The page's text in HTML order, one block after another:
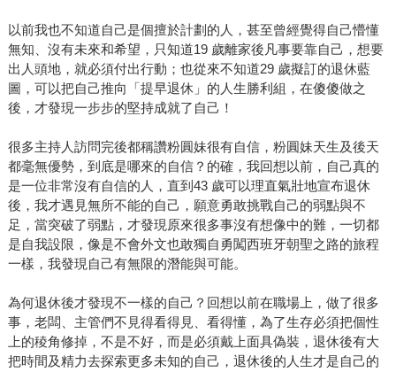
以前我也不知道自己是個擅於計劃的人，甚至曾經覺得自己懵懂
無知、沒有未來和希望，只知道19 歲離家後凡事要靠自己，想要
出人頭地，就必須付出行動；也從來不知道29 歲擬訂的退休藍
圖，可以把自己推向「提早退休」的人生勝利組，在傻傻做之
後，才發現一步步的堅持成就了自己！
很多主持人訪問完後都稱讚粉圓妹很有自信，粉圓妹天生及後天
都毫無優勢，到底是哪來的自信？的確，我回想以前，自己真的
是一位非常沒有自信的人，直到43 歲可以理直氣壯地宣布退休
後，我才遇見無所不能的自己，願意勇敢挑戰自己的弱點與不
足，當突破了弱點，才發現原來很多事沒有想像中的難，一切都
是自我設限，像是不會外文也敢獨自勇闖西班牙朝聖之路的旅程
一樣，我發現自己有無限的潛能與可能。
為何退休後才發現不一樣的自己？回想以前在職場上，做了很多
事，老闆、主管們不見得看得見、看得懂，為了生存必須把個性
上的稜角修掉，不是不好，而是必須戴上面具偽裝，退休後有大
把時間及精力去探索更多未知的自己，退休後的人生才是自己的